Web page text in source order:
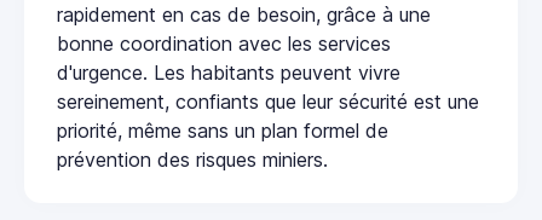
rapidement en cas de besoin, grâce à une
bonne coordination avec les services
d'urgence. Les habitants peuvent vivre
sereinement, confiants que leur sécurité est une
priorité, même sans un plan formel de
prévention des risques miniers.